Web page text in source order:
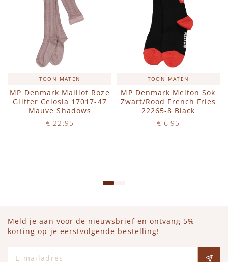
TOON MATEN
MP Denmark Maillot Roze
Glitter Celosia 17017-47
Mauve Shadows
€ 22,95
TOON MATEN
MP Denmark Melton Sok
Zwart/Rood French Fries
22265-8 Black
€ 6,95
Meld je aan voor de nieuwsbrief en ontvang 5%
korting op je eerstvolgende bestelling!